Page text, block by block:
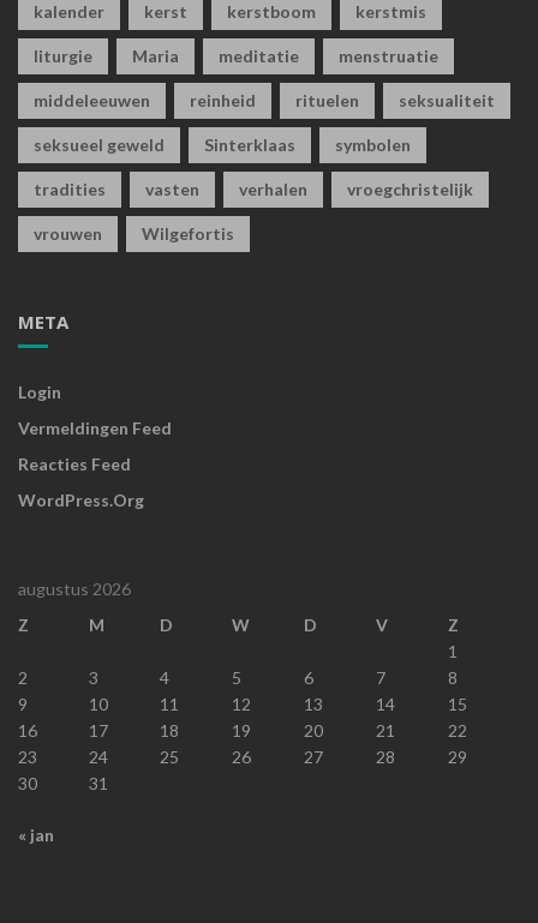
kalender kerst kerstboom kerstmis
liturgie Maria meditatie menstruatie
middeleeuwen reinheid rituelen seksualiteit
seksueel geweld Sinterklaas symbolen
tradities vasten verhalen vroegchristelijk
vrouwen Wilgefortis
META
Login
Vermeldingen Feed
Reacties Feed
WordPress.org
augustus 2026
Z
M D W D V
Z
1
2
3 4 5 6 7
8
9
10 11 12 13 14
15
16
17 18 19 20 21
22
23
24 25 26 27 28
29
30
31
« jan